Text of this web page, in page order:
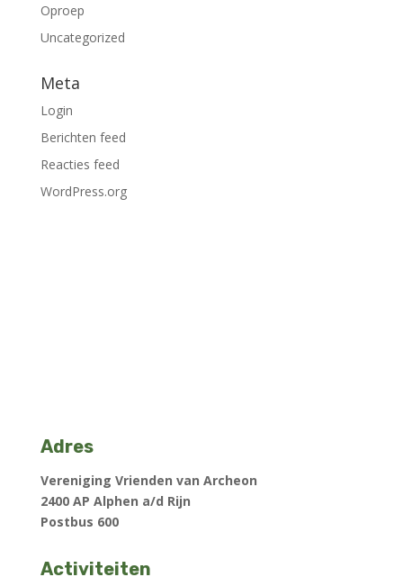
Oproep
Uncategorized
Meta
Login
Berichten feed
Reacties feed
WordPress.org
Adres
Vereniging Vrienden van Archeon
2400 AP Alphen a/d Rijn
Postbus 600
Activiteiten